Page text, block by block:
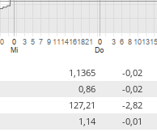
1,1365 -0,02
0,86 -0,02
127,21 -2,82
1,14 -0,01